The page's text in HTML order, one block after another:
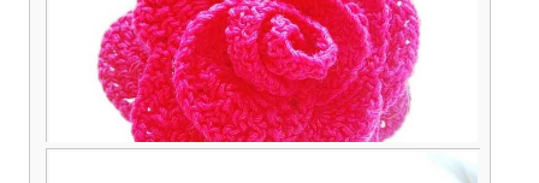
Поделка из бисера «Пасхальная полянка» от
Дины и Маши (конкурсная работа)